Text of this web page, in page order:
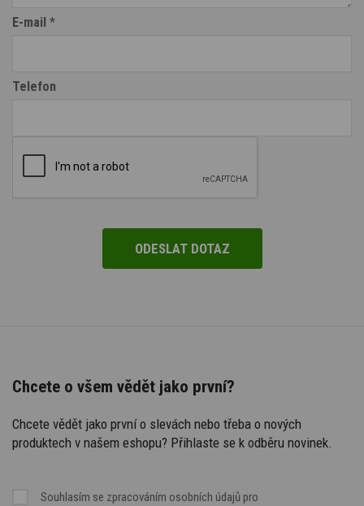
E-mail *
Telefon
Chcete o všem vědět jako první?
Chcete vědět jako první o slevách nebo třeba o nových
produktech v našem eshopu? Přihlaste se k odběru novinek.
Souhlasím se zpracováním osobních údajů pro